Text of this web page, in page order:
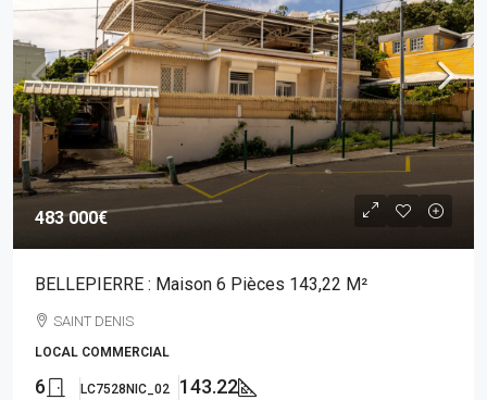
483 000€
BELLEPIERRE : Maison 6 Pièces 143,22 M²
SAINT DENIS
LOCAL COMMERCIAL
6
LC7528NIC_02
143.22